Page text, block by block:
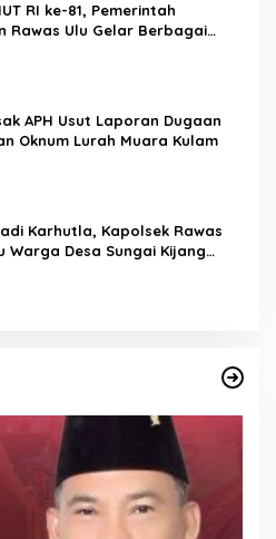
RI ke-81, Pemerintah
Rawas Ulu Gelar Berbagai
Oknum Lurah Muara Kulam
Karhutla, Kapolsek Rawas
Warga Desa Sungai Kijang
Kapolda Sumsel